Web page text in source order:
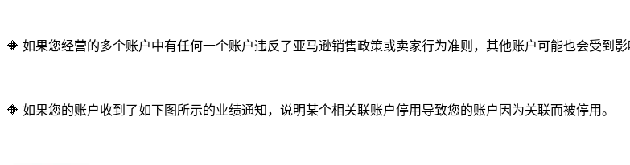
🔶 如果您经营的多个账户中有任何一个账户违反了亚马逊销售政策或卖家行为准则，其他账户可能也会受到
🔶 如果您的账户收到了如下图所示的业绩通知，说明某个相关联账户停用导致您的账户因为关联而被停用。